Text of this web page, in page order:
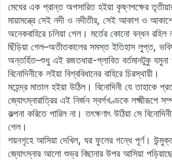
মেঘের এক প্রান্ত অপসারিত হইয়া কৃষ্ণপক্ষের
মায়ামন্ত্রে সেই নদী ও নদীতীর, সেই আকাশ ও
অনেকবাহিরে চলিয়া গেল। মর্তের কোনো বন্ধন রহিল
ছিঁড়িয়া গেল–অতীতকালের সমস্ত ইতিহাস লুপ্ত,
অন্তর্হিত–শুধু এই রজতধারা-প্লাবিত বর্তমানটুকু
বিনোদিনীকে লইয়া বিশ্ববিধানের বাহিরে চিরস্থায়ী।
মহেন্দ্র মাতাল হইয়া উঠিল। বিনোদিনী যে তাহাকে
জ্যোৎস্নারাত্রির এই নির্জন স্বর্গখণ্ডকে লক্ষ্মীরূপে
কল্পনা করিতে পারিল না। তৎক্ষণাৎ উঠিয়া সে
গেল।
শয়নগৃহে আসিয়া দেখিল, ঘর ফুলের গন্ধে পূর্ণ।
জ্যোৎস্নার আলো শুভ্র বিছানার উপর আসিয়া